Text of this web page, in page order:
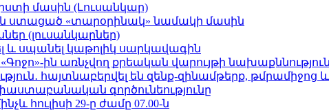
մասին (Լուսանկար)
ստացած «տարօրինակ» նամակի մասին
(լուսանկարներ)
և սպանել կաթոլիկ սարկավագին
ին առնչվող քրեական վարույթի
հայտնաբերվել են զենք-զինամթերք, թմրամիջոց
գործունեությունը
հուլիսի 29-ը ժամը 07.00-ն